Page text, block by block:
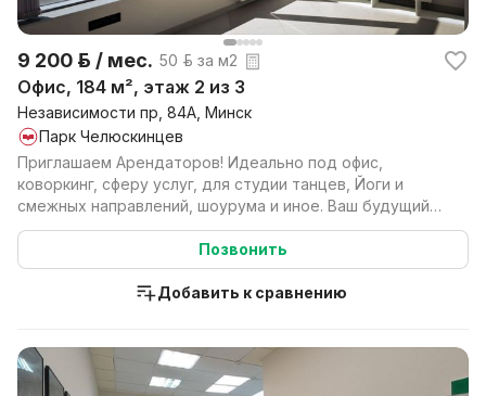
9 200 р. / мес. 50 р. за м2
Офис, 184 м², этаж 2 из 3
Независимости пр, 84А, Минск
Парк Челюскинцев
Приглашаем Арендаторов! Идеально под офис,
коворкинг, сферу услуг, для студии танцев, Йоги и
смежных направлений, шоурума и иное. Ваш будущий
офис на...
Позвонить
Добавить к сравнению